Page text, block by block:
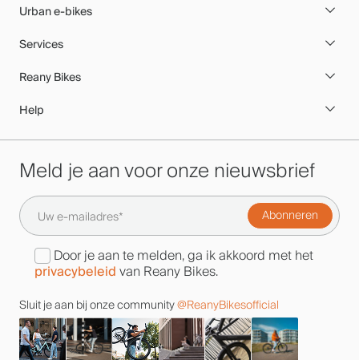
Urban e-bikes
Services
Reany Bikes
Help
Meld je aan voor onze nieuwsbrief
Door je aan te melden, ga ik akkoord met het
privacybeleid van Reany Bikes.
Sluit je aan bij onze community@ReanyBikesofficial